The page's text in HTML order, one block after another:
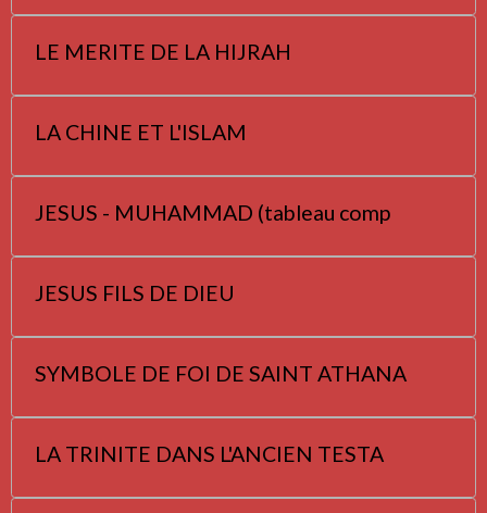
LE MERITE DE LA HIJRAH
LA CHINE ET L'ISLAM
JESUS - MUHAMMAD (tableau comp
JESUS FILS DE DIEU
SYMBOLE DE FOI DE SAINT ATHANA
LA TRINITE DANS L'ANCIEN TESTA